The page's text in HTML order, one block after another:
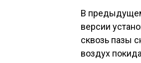
В предыдущем
версии
сквозь пазы
воздух